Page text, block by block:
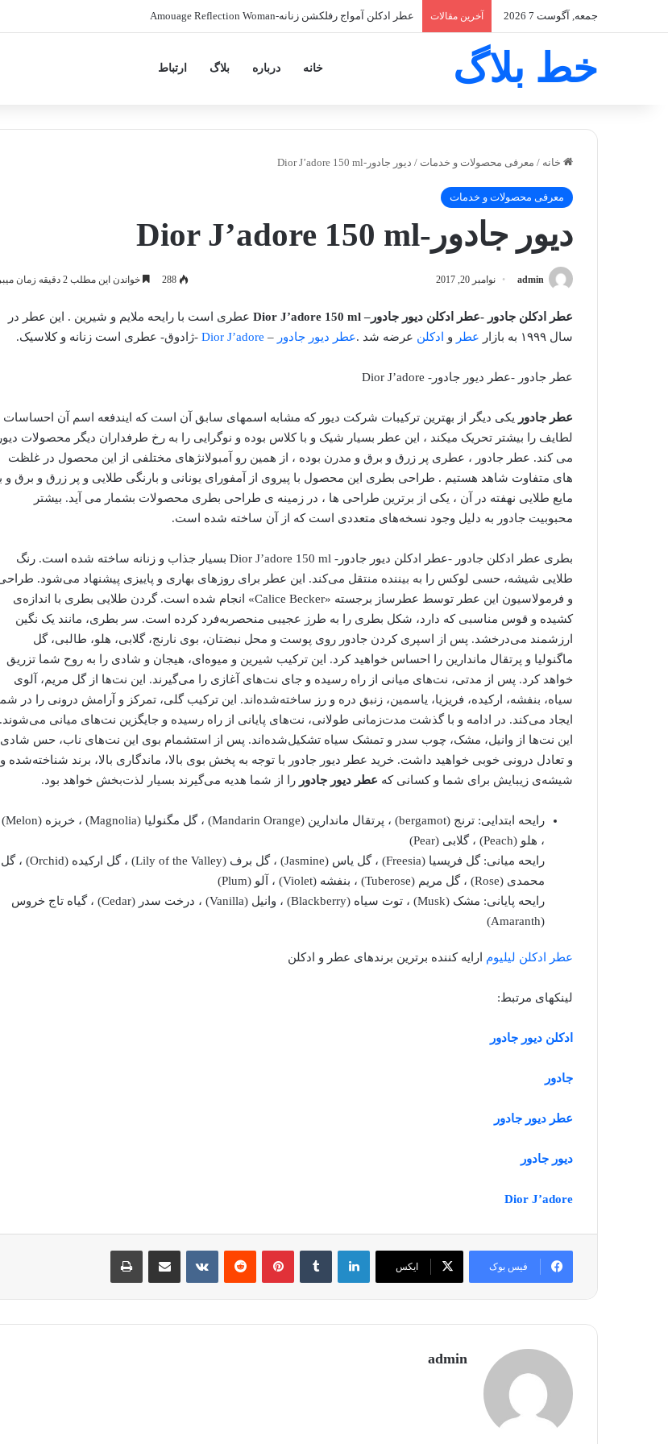
جمعه, آگوست 7 2026 آخرین مقالات عطر ادکلن آمواج رفلکشن زنانه-Amouage Reflection Woman
خط بلاگ خانه درباره بلاگ ارتباط
خانه / معرفی محصولات و خدمات / دیور جادور-Dior J’adore 150 ml
معرفی محصولات و خدمات
دیور جادور-Dior J’adore 150 ml
admin نوامبر 20, 2017 288 خواندن این مطلب 2 دقیقه زمان میبرد
عطر ادکلن جادور -عطر ادکلن دیور جادور – Dior J’adore 150 ml
عطری است با رایحه ملایم و شیرین . این عطر در
سال ۱۹۹۹ به بازار
عطر و ادکلن عرضه شد .عطر دیور جادور –
Dior J’adore -ژادوق- عطری است زنانه و کلاسیک.
عطر جادور -عطر دیور جادور- Dior J’adore
عطر جادور یکی دیگر از بهترین ترکیبات شرکت دیور که مشابه اسمهای سابق آن است که ایندفعه اسم آن احساسات
لطایف را بیشتر تحریک میکند ، این عطر بسیار شیک و با کلاس بوده و نوگرایی را به رخ طرفداران دیگر محصولات دیور
می کند. عطر جادور ، عطری پر زرق و برق و مدرن بوده ، از همین رو آمبولانژهای مختلفی از این محصول در غلظت
های متفاوت شاهد هستیم . طراحی بطری این محصول با پیروی از آمفورای یونانی و بارنگی طلایی و پر زرق و برق و
مایع طلایی نهفته در آن ، یکی از برترین طراحی ها ، در زمینه ی طراحی بطری محصولات بشمار می آید. بیشتر
محبوبیت جادور به دلیل وجود نسخه‌های متعددی است که از آن ساخته شده است.
بطری عطر ادکلن جادور -عطر ادکلن دیور جادور- Dior J’adore 150 ml بسیار جذاب و زنانه ساخته شده است. رنگ
طلایی شیشه، حسی لوکس را به بیننده منتقل می‌کند. این عطر برای روزهای بهاری و پاییزی پیشنهاد می‌شود.
و فرمولاسیون این عطر توسط عطرساز برجسته «Calice Becker» انجام شده است. گردن طلایی بطری با اندازه‌ی
کشیده و قوس مناسبی که دارد، شکل بطری را به طرز عجیبی منحصربه‌فرد کرده است. سر بطری، مانند یک نگین
ارزشمند می‌درخشد. پس از اسپری کردن جادور روی پوست و محل نبضتان، بوی نارنج، گلابی، هلو، طالبی، گل
ماگنولیا و پرتقال ماندارین را احساس خواهید کرد. این ترکیب شیرین و میوه‌ای، هیجان و شادی را به روح شما تزریق
خواهد کرد. پس از مدتی، نت‌های میانی از راه رسیده و جای نت‌های آغازی را می‌گیرند. این نت‌ها از گل مریم، آلوی
سیاه، بنفشه، ارکیده، فریزیا، یاسمین، زنبق دره و رز ساخته‌شده‌اند. این ترکیب گلی، تمرکز و آرامش درونی را در
ایجاد می‌کند. در ادامه و با گذشت مدت‌زمانی طولانی، نت‌های پایانی از راه رسیده و جایگزین نت‌های میانی می‌شوند.
این نت‌ها از وانیل، مشک، چوب سدر و تمشک سیاه تشکیل‌شده‌اند. پس از استشمام بوی این نت‌های ناب، حس شادی
و تعادل درونی خوبی خواهید داشت. خرید عطر دیور جادور با توجه به پخش بوی بالا، ماندگاری بالا، برند شناخته‌شده و
شیشه‌ی زیبایش برای شما و کسانی که عطر دیور جادور را از شما هدیه می‌گیرند بسیار لذت‌بخش خواهد بود.
رایحه ابتدایی: ترنج (bergamot) ، پرتقال ماندارین (Mandarin Orange) ، گل مگنولیا (Magnolia) ، خربزه (Melon)
، هلو (Peach) ، گلابی (Pear)
رایحه میانی: گل فریسیا (Freesia) ، گل یاس (Jasmine) ، گل برف (Lily of the Valley) ، گل ارکیده (Orchid) ، گل
محمدی (Rose) ، گل مریم (Tuberose) ، بنفشه (Violet) ، آلو (Plum)
رایحه پایانی: مشک (Musk) ، توت سیاه (Blackberry) ، وانیل (Vanilla) ، درخت سدر (Cedar) ، گیاه تاج خروس
(Amaranth)
عطر ادکلن لیلیوم ارایه کننده برترین برندهای عطر و ادکلن
لینکهای مرتبط:
ادکلن دیور جادور
جادور
عطر دیور جادور
دیور جادور
Dior J’adore
فیس بوک ایکس
لینکدین ‫تامبلر ‫پین‌ترست‫رددیت ‫VKontakteاشتراک گذاری از طریق ایمیل چاپ
admin
جالب‌ترین
و
محبوب‌ترین